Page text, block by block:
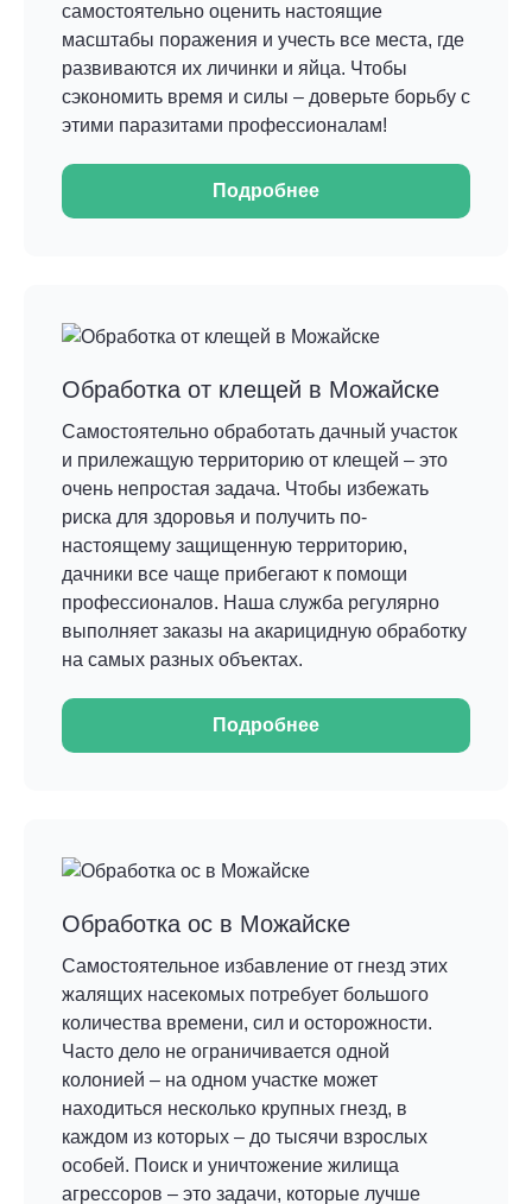
самостоятельно оценить настоящие
масштабы поражения и учесть все места, где
развиваются их личинки и яйца. Чтобы
сэкономить время и силы – доверьте борьбу с
этими паразитами профессионалам!
Подробнее
Обработка от клещей в Можайске
Самостоятельно обработать дачный участок
и прилежащую территорию от клещей – это
очень непростая задача. Чтобы избежать
риска для здоровья и получить по-
настоящему защищенную территорию,
дачники все чаще прибегают к помощи
профессионалов. Наша служба регулярно
выполняет заказы на акарицидную обработку
на самых разных объектах.
Подробнее
Обработка ос в Можайске
Самостоятельное избавление от гнезд этих
жалящих насекомых потребует большого
количества времени, сил и осторожности.
Часто дело не ограничивается одной
колонией – на одном участке может
находиться несколько крупных гнезд, в
каждом из которых – до тысячи взрослых
особей. Поиск и уничтожение жилища
агрессоров – это задачи, которые лучше